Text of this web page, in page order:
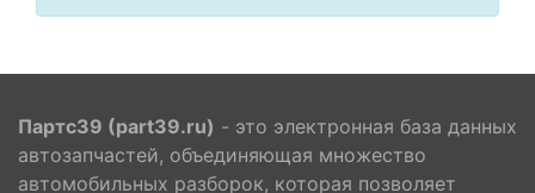
Партс39 (part39.ru) - это электронная база данных
автозапчастей, объединяющая множество
автомобильных разборок, которая позволяет